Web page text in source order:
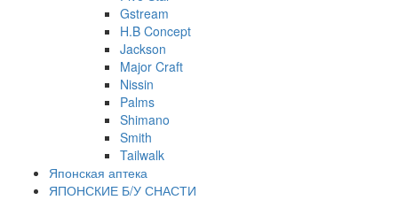
Gstream
H.B Concept
Jackson
Major Craft
Nissin
Palms
Shimano
Smith
Tailwalk
Японская аптека
ЯПОНСКИЕ Б/У СНАСТИ